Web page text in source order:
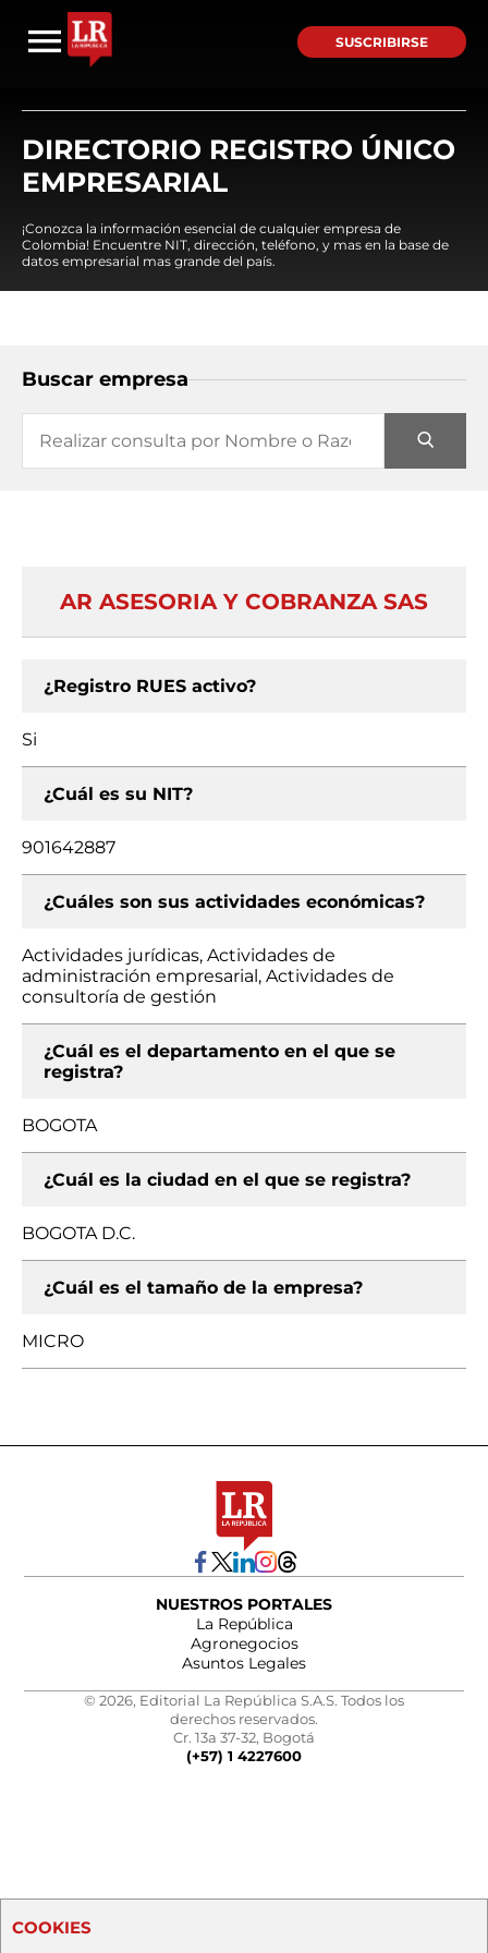
SUSCRIBIRSE
DIRECTORIO REGISTRO ÚNICO
EMPRESARIAL
¡Conozca la información esencial de cualquier empresa de
Colombia! Encuentre NIT, dirección, teléfono, y mas en la base de
datos empresarial mas grande del país.
Buscar empresa
AR ASESORIA Y COBRANZA SAS
¿Registro RUES activo?
Si
¿Cuál es su NIT?
901642887
¿Cuáles son sus actividades económicas?
Actividades jurídicas, Actividades de
administración empresarial, Actividades de
consultoría de gestión
¿Cuál es el departamento en el que se
registra?
BOGOTA
¿Cuál es la ciudad en el que se registra?
BOGOTA D.C.
¿Cuál es el tamaño de la empresa?
MICRO
NUESTROS PORTALES
La República
Agronegocios
Asuntos Legales
© 2026, Editorial La República S.A.S. Todos los
derechos reservados.
Cr. 13a 37-32, Bogotá
(+57) 1 4227600
COOKIES